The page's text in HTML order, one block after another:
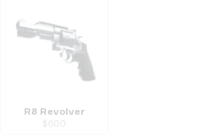
R8 Revolver
$ 600